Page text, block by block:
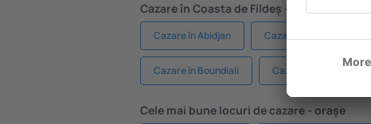
Cazare în Coasta de Fildeș - Orașe populare
Cazare în Abidjan Cazare în Yamoussoukro
Cazare în Boundiali Cazare în Abengourou
Cele mai bune locuri de cazare - orașe